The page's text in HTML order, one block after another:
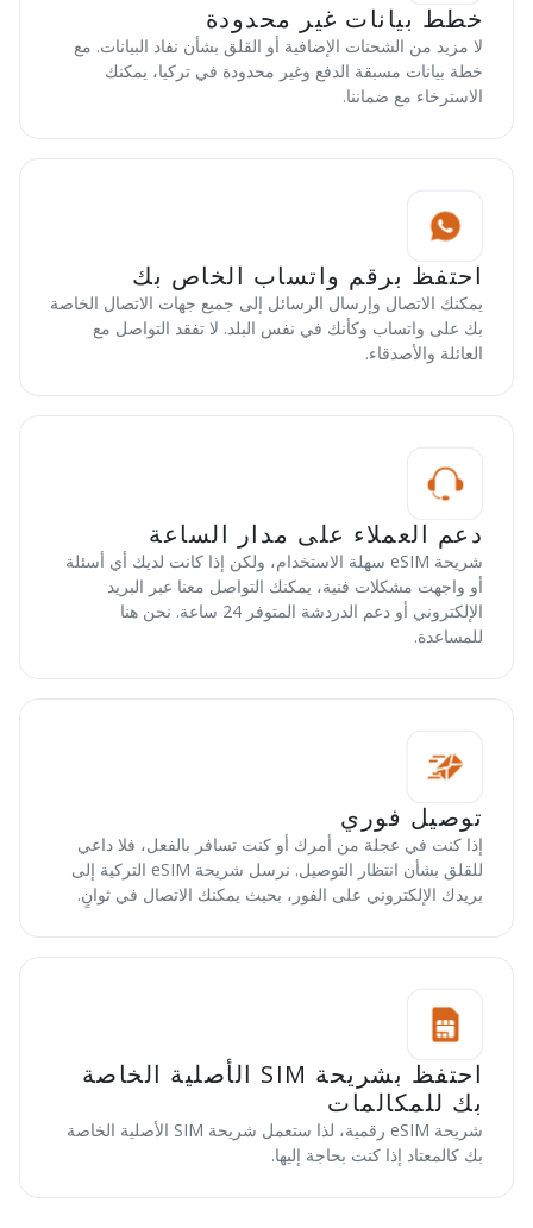
خطط بيانات غير محدودة
لا مزيد من الشحنات الإضافية أو القلق بشأن نفاد البيانات. مع
خطة بيانات مسبقة الدفع وغير محدودة في تركيا، يمكنك
الاسترخاء مع ضماننا.
احتفظ برقم واتساب الخاص بك
يمكنك الاتصال وإرسال الرسائل إلى جميع جهات الاتصال الخاصة
بك على واتساب وكأنك في نفس البلد. لا تفقد التواصل مع
العائلة والأصدقاء.
دعم العملاء على مدار الساعة
شريحة eSIM سهلة الاستخدام، ولكن إذا كانت لديك أي أسئلة
أو واجهت مشكلات فنية، يمكنك التواصل معنا عبر البريد
الإلكتروني أو دعم الدردشة المتوفر 24 ساعة. نحن هنا
للمساعدة.
توصيل فوري
إذا كنت في عجلة من أمرك أو كنت تسافر بالفعل، فلا داعي
للقلق بشأن انتظار التوصيل. نرسل شريحة eSIM التركية إلى
بريدك الإلكتروني على الفور، بحيث يمكنك الاتصال في ثوانٍ.
احتفظ بشريحة SIM الأصلية الخاصة
بك للمكالمات
شريحة eSIM رقمية، لذا ستعمل شريحة SIM الأصلية الخاصة
بك كالمعتاد إذا كنت بحاجة إليها.